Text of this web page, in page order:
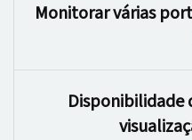
Monitorar várias
Disponibilidade